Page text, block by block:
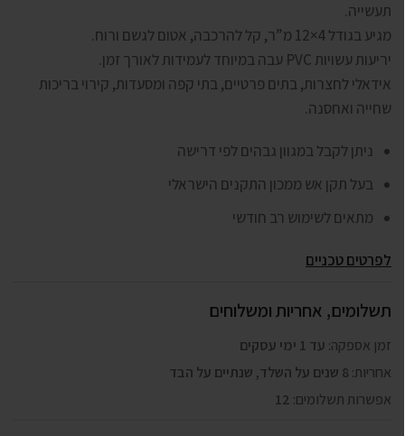
תעשייה.
מגיע בגודל 4×12 מ”ר, קל להרכבה, אטום לגשם ורוח.
יריעות עשויות PVC עבה במיוחד לעמידות לאורך זמן.
אידאלי לחצרות, בתים פרטיים, בתי קפה ומסעדות, קירוי בריכות
שחייה ואחסנה.
ניתן לקבל במגוון גבהים לפי דרישה
בעל תקן אש ממכון התקנים הישראלי
מתאים לשימוש רב חודשי
לפרטים טכניים
תשלומים, אחריות ומשלוחים
זמן אספקה: עד 1 ימי עסקים
אחריות: 8 שנים על השלד, שנתיים על הבד
אפשרות תשלומים: 12